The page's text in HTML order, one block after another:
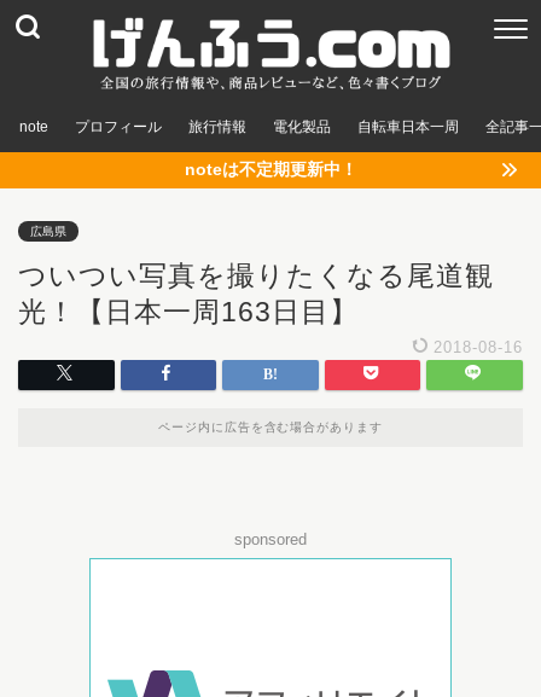
note プロフィール 旅行情報 電化製品 自転車日本一周 全記事
noteは不定期更新中！
広島県
ついつい写真を撮りたくなる尾道観
光！【日本一周163日目】
2018-08-16
ページ内に広告を含む場合があります
sponsored